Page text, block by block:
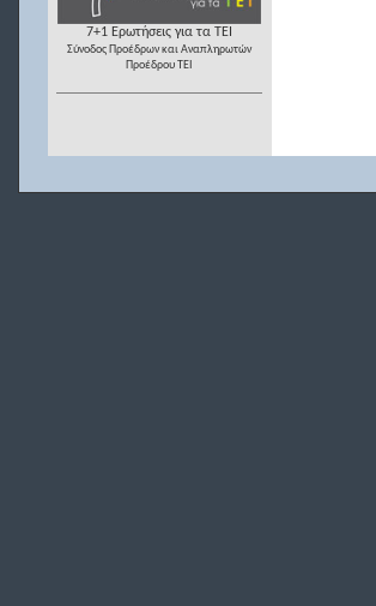
7+1 Ερωτήσεις για τα ΤΕΙ
Σύνοδος Προέδρων και Αναπληρωτών
Προέδρου ΤΕΙ